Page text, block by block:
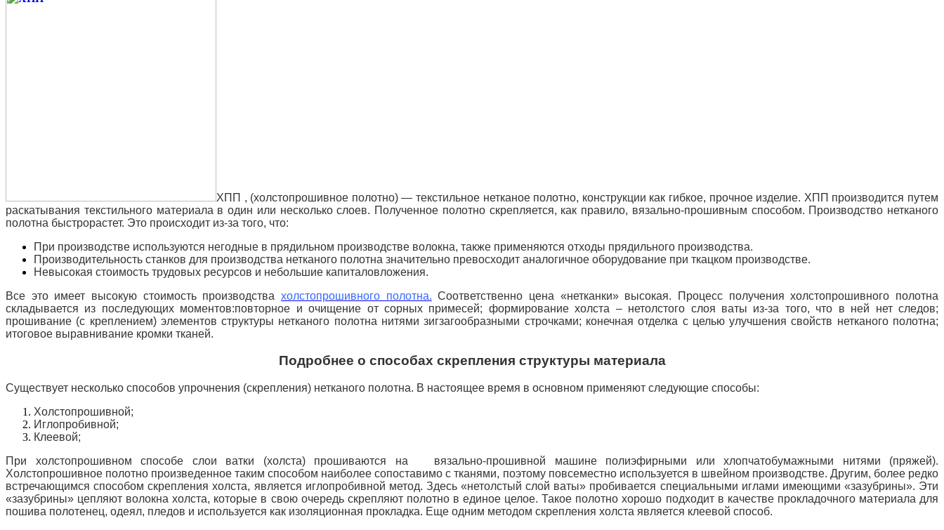
ХПП , (холстопрошивное полотно) — текстильное нетканое полотно, конструкции как гибкое, прочное изделие. ХПП производится путем
раскатывания текстильного материала в один или несколько слоев. Полученное полотно скрепляется, как правило, вязально-прошивным способом. Производство нетканого
полотна быстрорастет. Это происходит из-за того, что:
При производстве используются негодные в прядильном производстве волокна, также применяются отходы прядильного производства.
Производительность станков для производства нетканого полотна значительно превосходит аналогичное оборудование при ткацком производстве.
Невысокая стоимость трудовых ресурсов и небольшие капиталовложения.
Все это имеет высокую стоимость производства холстопрошивного полотна. Соответственно цена «нетканки» высокая.
Процесс получения холстопрошивного полотна
складывается из последующих моментов:повторное и очищение от сорных примесей; формирование холста – нетолстого слоя ваты из-за того, что в ней нет следов;
прошивание (с креплением) элементов структуры нетканого полотна нитями зигзагообразными строчками; конечная отделка с целью улучшения свойств нетканого полотна;
итоговое выравнивание кромки тканей.
Подробнее о способах скрепления структуры материала
Существует несколько способов упрочнения (скрепления) нетканого полотна. В настоящее время в основном применяют следующие способы:
Холстопрошивной;
Иглопробивной;
Клеевой;
При холстопрошивном способе слои ватки (холста) прошиваются на вязально-прошивной машине полиэфирными или хлопчатобумажными нитями (пряжей).
Холстопрошивное полотно произведенное таким способом наиболее сопоставимо с тканями, поэтому повсеместно используется в швейном производстве. Другим, более редко
встречающимся способом скрепления холста, является иглопробивной метод. Здесь «нетолстый слой ваты» пробивается специальными иглами имеющими «зазубрины». Эти
«зазубрины» цепляют волокна холста, которые в свою очередь скрепляют полотно в единое целое. Такое полотно хорошо подходит в качестве прокладочного материала для
пошива полотенец, одеял, пледов и используется как изоляционная прокладка. Еще одним методом скрепления холста является клеевой способ.